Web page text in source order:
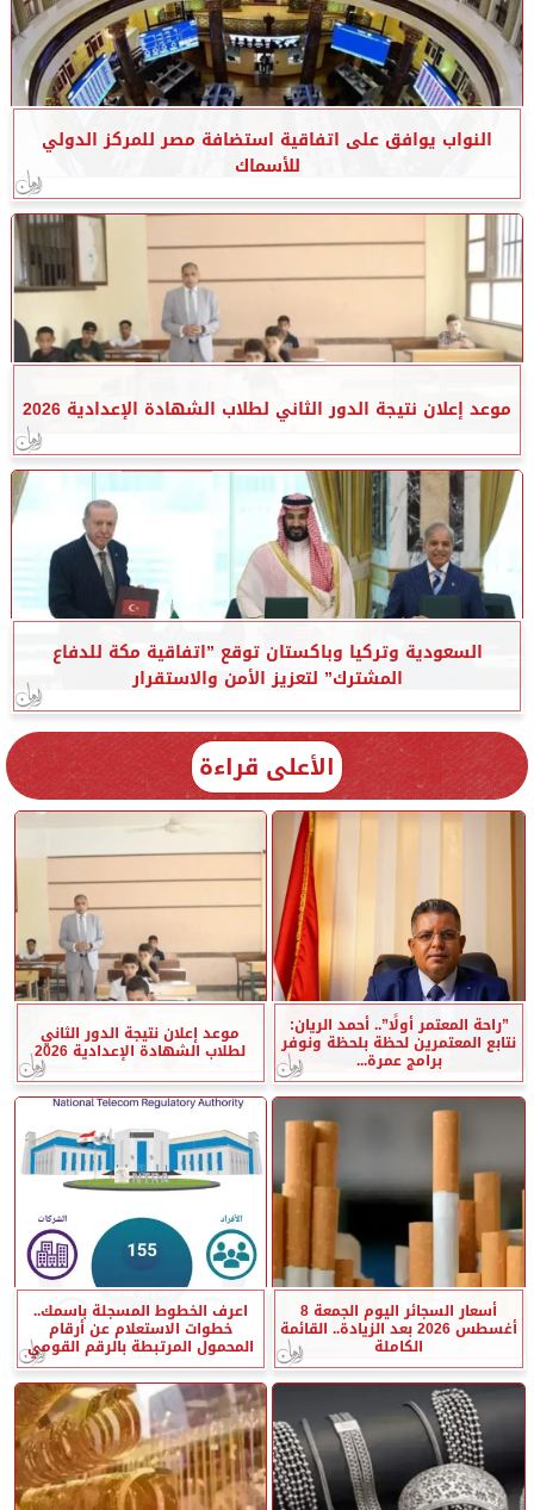
النواب يوافق على اتفاقية استضافة مصر للمركز الدولي
للأسماك
موعد إعلان نتيجة الدور الثاني لطلاب الشهادة الإعدادية 2026
السعودية وتركيا وباكستان توقع ”اتفاقية مكة للدفاع
المشترك” لتعزيز الأمن والاستقرار
الأعلى قراءة
”راحة المعتمر أولًا”.. أحمد الريان:
نتابع المعتمرين لحظة بلحظة ونوفر
برامج عمرة...
موعد إعلان نتيجة الدور الثاني
لطلاب الشهادة الإعدادية 2026
أسعار السجائر اليوم الجمعة 8
أغسطس 2026 بعد الزيادة.. القائمة
الكاملة
اعرف الخطوط المسجلة باسمك..
خطوات الاستعلام عن أرقام
المحمول المرتبطة بالرقم القومي